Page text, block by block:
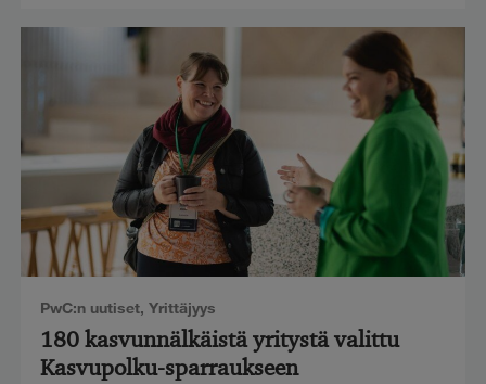
PwC:n uutiset, Yrittäjyys
180 kasvunnälkäistä yritystä valittu
Kasvupolku-sparraukseen